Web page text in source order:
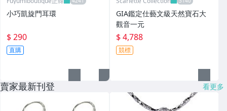
小巧凱旋門耳環
$ 290
直購
GIA鑑定仕藝文級天然寶石大
觀音一元
$ 4,788
競標
賣家最新刊登 看更多